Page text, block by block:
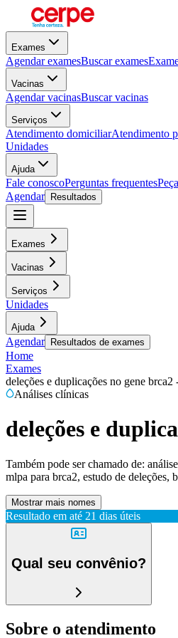
Exames
Agendar examesBuscar exames
Vacinas
Agendar vacinasBuscar vacinas
Serviços
Atendimento domiciliarAtendimento
Unidades
Ajuda
Fale conoscoPerguntas frequentes
Agendar
Resultados
Exames
Vacinas
Serviços
Unidades
Ajuda
Agendar Resultados de exames
Home
Exames
deleções e duplicações no gene brca2
Análises clínicas
deleções e
Também pode ser chamado de:
mlpa para brca2, estudo de deleções,
Mostrar mais nomes
Resultado em até 21 dias úteis
Qual seu convênio?
Sobre o atendimento